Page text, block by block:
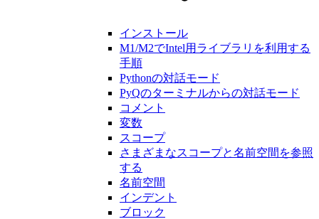
インストール
M1/M2でIntel用ライブラリを利用する
手順
Pythonの対話モード
PyQのターミナルからの対話モード
コメント
変数
スコープ
さまざまなスコープと名前空間を参照
する
名前空間
インデント
ブロック